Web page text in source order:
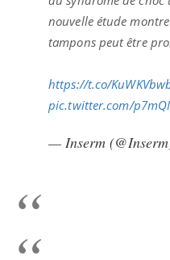
nouvelle étude
tampons peut être
https://t.co/
pic.twitter.com/
— Inserm